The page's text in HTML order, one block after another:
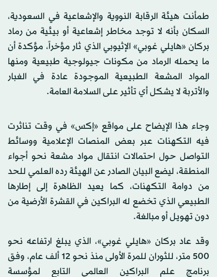
طمأنت هيئة الرقابة النووية والإشعاعية في السعودية،
السكان بأنه لا توجد مخاطر إشعاعية أو بيئية من رماد
بركان «هايلي غوبي» الإثيوبي الذي ثار مؤخراً، مؤكدة أن
ما يحمله الرماد من مكونات جيولوجية طبيعية ومنها
المواد المشعة الطبيعية الموجودة عادة في الغبار
والأتربة لا يشكل أي تأثير على السلامة العامة.
وجاء هذا الإيضاح على مواقع «إكس» في وقت تناثرت
فيه التكهنات عبر بعض المنصات الإعلامية ووسائط
التواصل حول احتمالات انتقال مواد مشعة نحو أجواء
المنطقة، ليضع البيان الصادر عن الهيئة رده العلمي للحد
من دوامة التكهنات، كما يعيد الظاهرة إلى إطارها
الطبيعي الذي تخضع له البراكين في القشرة الأرضية من
دون تهويل أو مبالغة.
وقد عاد بركان «هايلي غوبي»، الذي يبلغ ارتفاعه نحو
500 متر، للثوران للمرة الأولى منذ نحو 12 ألف عام، وفق
برنامج علم البراكين العالمي التابع لمؤسسة